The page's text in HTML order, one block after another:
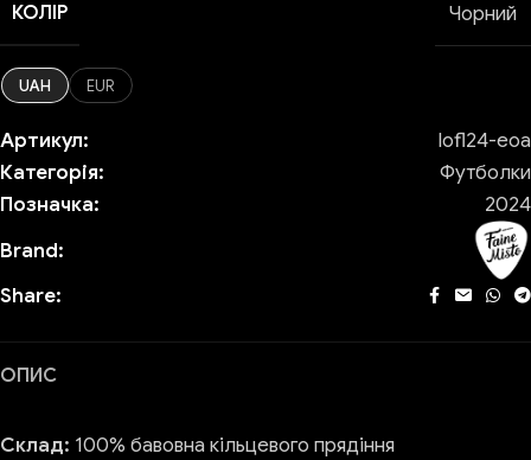
КОЛІР Чорний
UAH EUR
Артикул:
lofl24-eoa
Категорія:
Футболки
Позначка:
2024
Brand:
Share:
ОПИС
Склад: 100% бавовна кільцевого прядіння